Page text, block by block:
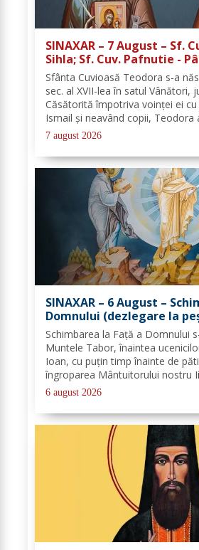
SINAXAR – 7 August – Sf.
Sihla; Sf. Cuv. Pafnutie -
Sfânta Cuvioasă Teodora s-a
sec. al XVII-lea în satul Vânători,
Căsătorită împotriva voinţei ei
Ismail şi neavând copii, Teodora
monahală la Schitul Vărzăreşti,
de asemenea, s-a călugărit la...
7 august 2026
SINAXAR – 6 August –
Domnului (dezlegare la
Schimbarea la Față a Domnului
Muntele Tabor, înaintea
Ioan, cu puțin timp înainte de
îngroparea Mântuitorului nostru
Urcându-Se pe munte, Hristos-
puţin de ucenici şi, suindu-Se pe
6 august 2026